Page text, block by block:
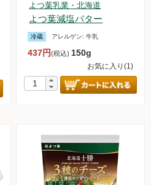
よつ葉乳業・北海道
よつ葉減塩バター
冷蔵 アレルゲン:牛乳
437円(税込) 150g
お気に入り(1)